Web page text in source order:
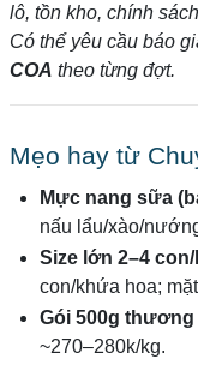
lô, tồn kho, chính
Có thể yêu cầu báo
COA theo từng đợt.
Mẹo hay từ
Mực nang sữa
nấu lẩu/xào/
Size lớn 2–4
con/khứa hoa;
Gói 500g
~270–280k/kg.